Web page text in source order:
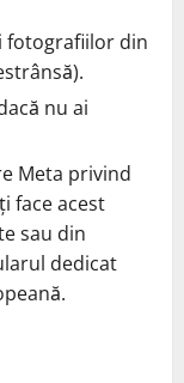
fotografiilor din
nu ai
Meta privind
face acest
sau din
dedicat